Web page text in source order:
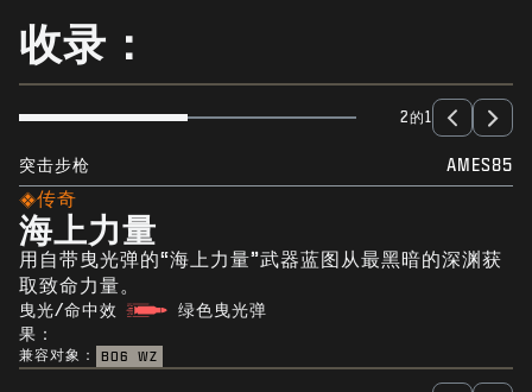
电竞
登录|注册
收录：
2的1
突击步枪 AMES85
传奇
海上力量
用自带曳光弹的“海上力量”武器蓝图从最黑暗的深渊获
取致命力量。
曳光/命中效
果：
绿色曳光弹
兼容对象： BO6 WZ